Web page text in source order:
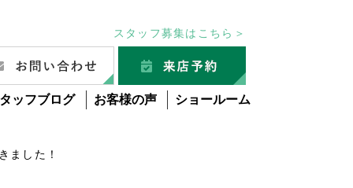
スタッフ募集はこちら＞
ッフブログ お客様の声 ショールーム
ました！